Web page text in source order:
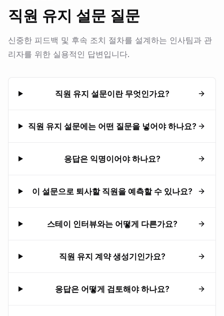
직원 유지 설문 질문
신중한 피드백 및 후속 조치 절차를 설계하는 인사팀과 관
리자를 위한 실용적인 답변입니다.
직원 유지 설문이란 무엇인가요?
직원 유지 설문에는 어떤 질문을 넣어야 하나요?
응답은 익명이어야 하나요?
이 설문으로 퇴사할 직원을 예측할 수 있나요?
스테이 인터뷰와는 어떻게 다른가요?
직원 유지 계약 생성기인가요?
응답은 어떻게 검토해야 하나요?